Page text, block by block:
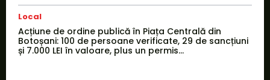
Local
Acțiune de ordine publică în Piața Centrală din
Botoșani: 100 de persoane verificate, 29 de sancțiuni
și 7.000 LEI în valoare, plus un permis...